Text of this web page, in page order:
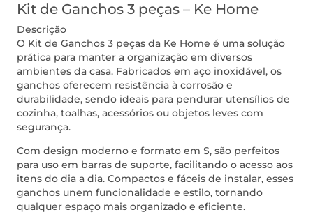
Kit de Ganchos 3 peças – Ke Home
Descrição
O Kit de Ganchos 3 peças da Ke Home é uma solução
prática para manter a organização em diversos
ambientes da casa. Fabricados em aço inoxidável, os
ganchos oferecem resistência à corrosão e
durabilidade, sendo ideais para pendurar utensílios de
cozinha, toalhas, acessórios ou objetos leves com
segurança.
Com design moderno e formato em S, são perfeitos
para uso em barras de suporte, facilitando o acesso aos
itens do dia a dia. Compactos e fáceis de instalar, esses
ganchos unem funcionalidade e estilo, tornando
qualquer espaço mais organizado e eficiente.